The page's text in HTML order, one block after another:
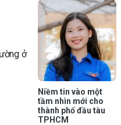
ở
Niềm tin vào một
tầm nhìn mới cho
thành phố đầu tàu
TPHCM